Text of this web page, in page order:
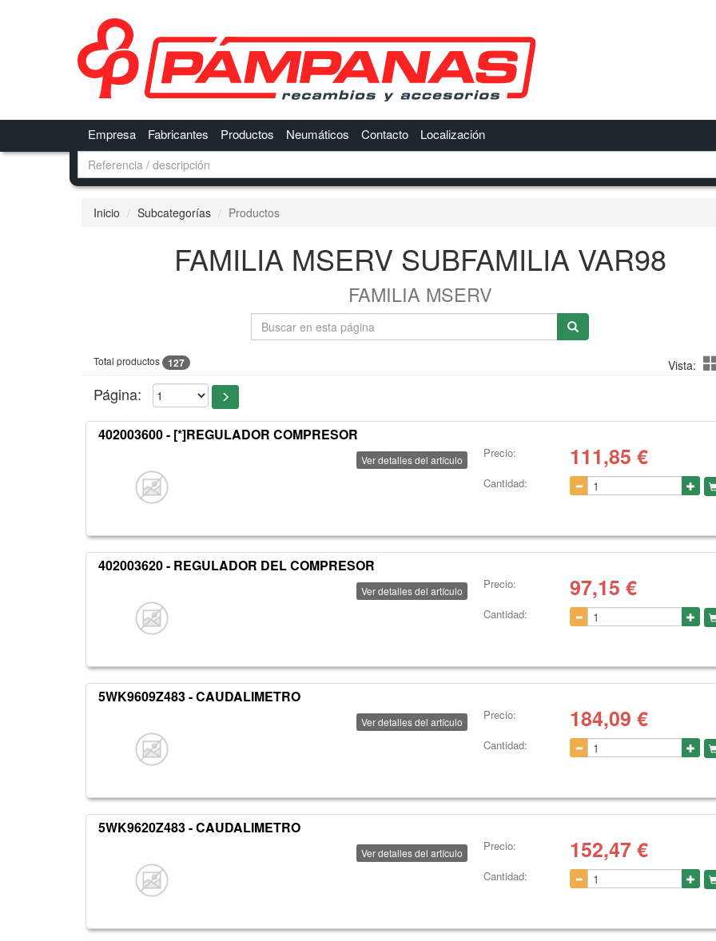
Empresa Fabricantes Productos Neumáticos Contacto Localización
Inicio Subcategorías Productos
FAMILIA MSERV SUBFAMILIA VAR98
FAMILIA MSERV
Total productos 127 Vista:
Página:
402003600 - [*]REGULADOR COMPRESOR
Ver detalles del artículo Precio: 111,85 €
Cantidad:
402003620 - REGULADOR DEL COMPRESOR
Ver detalles del artículo Precio: 97,15 €
Cantidad:
5WK9609Z483 - CAUDALIMETRO
Ver detalles del artículo Precio: 184,09 €
Cantidad:
5WK9620Z483 - CAUDALIMETRO
Ver detalles del artículo Precio: 152,47€
Cantidad: